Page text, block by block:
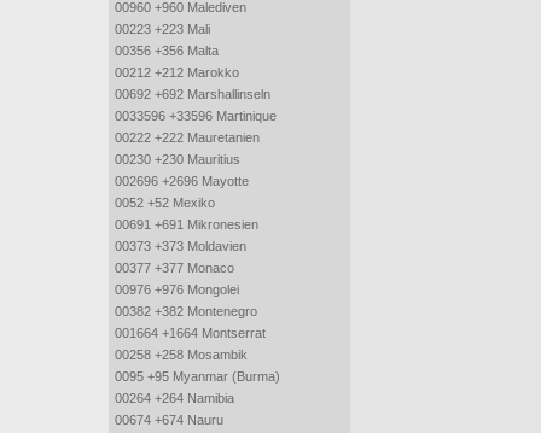
00960 +960 Malediven
00223 +223 Mali
00356 +356 Malta
00212 +212 Marokko
00692 +692 Marshallinseln
0033596 +33596 Martinique
00222 +222 Mauretanien
00230 +230 Mauritius
002696 +2696 Mayotte
0052 +52 Mexiko
00691 +691 Mikronesien
00373 +373 Moldavien
00377 +377 Monaco
00976 +976 Mongolei
00382 +382 Montenegro
001664 +1664 Montserrat
00258 +258 Mosambik
0095 +95 Myanmar (Burma)
00264 +264 Namibia
00674 +674 Nauru